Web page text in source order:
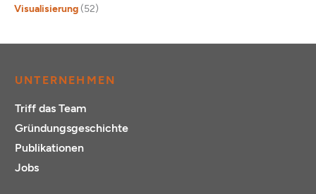
Visualisierung (52)
UNTERNEHMEN
Triff das Team
Gründungsgeschichte
Publikationen
Jobs